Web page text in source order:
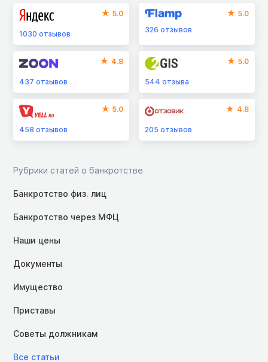
5.0
1030 отзывов
5.0
326отзывов
4.8
437 отзывов
5.0
544отзыва
5.0
458 отзывов
4.8
205отзывов
Рубрики статей о банкротстве
Банкротство физ. лиц
Банкротство через МФЦ
Наши цены
Документы
Имущество
Приставы
Советы должникам
Все статьи